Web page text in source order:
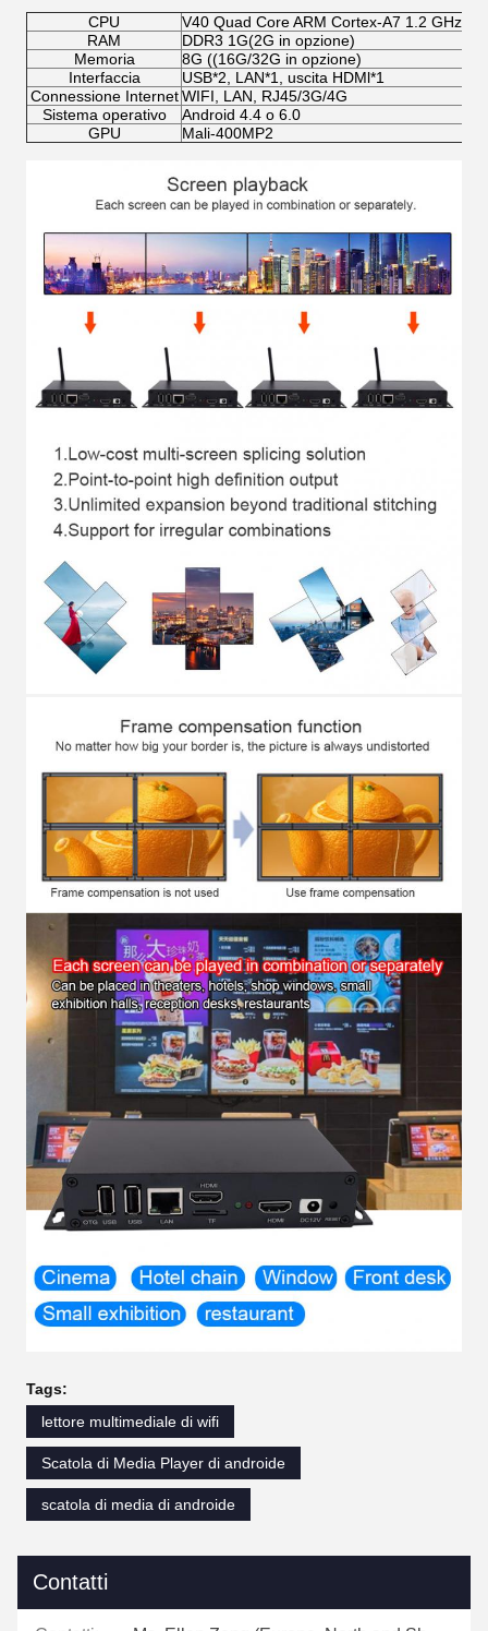
CPU
V40 Quad Core ARM Cortex-A7 1.2 GHz
RAM
DDR3 1G(2G in opzione)
Memoria
8G ((16G/32G in opzione)
Interfaccia
USB*2, LAN*1, uscita HDMl*1
Connessione Internet WIFI, LAN, RJ45/3G/4G
Sistema operativo
Android 4.4 o 6.0
GPU
Mali-400MP2
Tags:
lettore multimediale di wifi
Scatola di Media Player di androide
scatola di media di androide
Contatti